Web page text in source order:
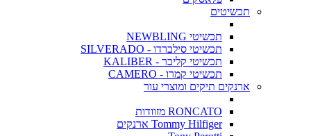
תכשיטים
תכשיטי NEWBLING
תכשיטי סילברדו - SILVERADO
תכשיטי קליבר - KALIBER
תכשיטי קמרו - CAMERO
ארנקים תיקים ומוצרי עור
RONCATO מזוודות
Tommy Hilfiger ארנקים